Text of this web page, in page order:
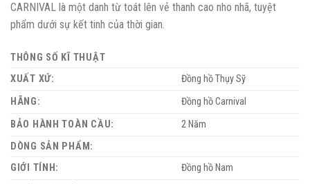
CARNIVAL là một danh từ toát lên vẻ thanh cao nho nhã, tuyệt
phẩm dưới sự kết tinh của thời gian.
THÔNG SỐ KĨ THUẬT
XUẤT XỨ:
Đồng hồ Thụy Sỹ
HÃNG:
Đồng hồ Carnival
BẢO HÀNH TOÀN CẦU:
2 Năm
DÒNG SẢN PHẨM:
GIỚI TÍNH:
Đồng hồ Nam